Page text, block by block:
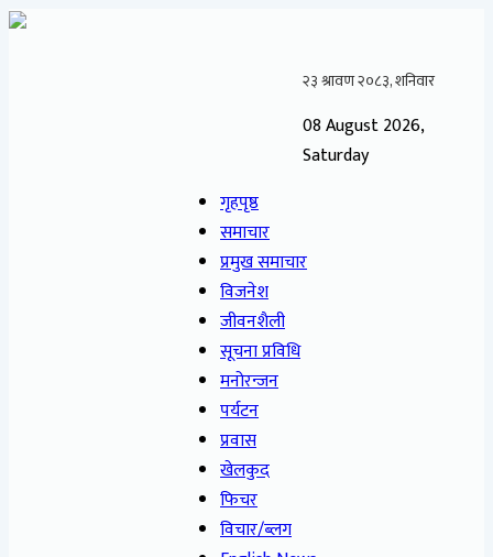
08 August 2026,
Saturday
गृहपृष्ठ
समाचार
प्रमुख समाचार
विजनेश
जीवनशैली
सूचना प्रविधि
मनोरन्जन
पर्यटन
प्रवास
खेलकुद
फिचर
विचार/ब्लग